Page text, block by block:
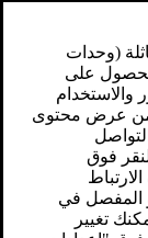
في الكونسول
فهي موجودة